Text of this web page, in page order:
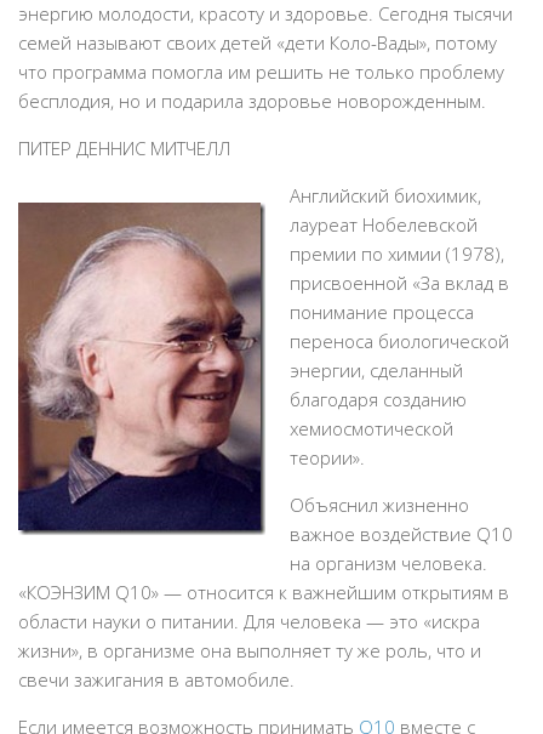
энергию молодости, красоту и здоровье. Сегодня тысячи
семей называют своих детей «дети Коло-Вады», потому
что программа помогла им решить не только проблему
бесплодия, но и подарила здоровье новорожденным.
ПИТЕР ДЕННИС МИТЧЕЛЛ
Английский биохимик,
лауреат Нобелевской
премии по химии (1978),
присвоенной «За вклад в
понимание процесса
переноса биологической
энергии, сделанный
благодаря созданию
хемиосмотической
теории».
Объяснил жизненно
важное воздействие Q10
на организм человека.
«КОЭНЗИМ Q10» — относится к важнейшим открытиям в
области науки о питании. Для человека — это «искра
жизни», в организме она выполняет ту же роль, что и
свечи зажигания в автомобиле.
Если имеется возможность принимать Q10 вместе с